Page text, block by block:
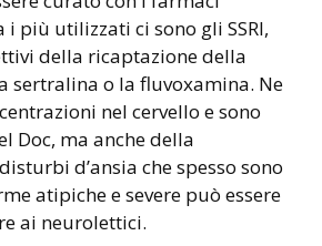
più utilizzati ci sono gli SSRI,
della ricaptazione della
sertralina o la fluvoxamina. Ne
nel cervello e sono
Doc, ma anche della
d’ansia che spesso sono
atipiche e severe può essere
ai neurolettici.